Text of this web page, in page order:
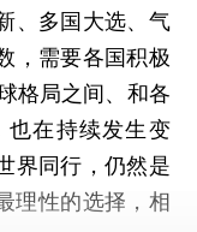
、多国大选、气
，需要各国积极
格局之间、和各
也在持续发生变
界同行，仍然是
理性的选择，相